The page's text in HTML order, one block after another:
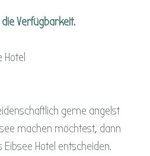
Verfügbarkeit.
gerne angelst
machen möchtest, dann
Hotel entscheiden.